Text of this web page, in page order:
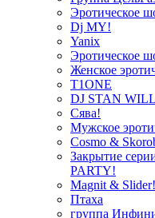
Эротическое
Dj MY!
Yanix
Эротическое
Женское
T1ONE
DJ STAN
Сява!
Мужское
Cosmo &
Закрытие
PARTY!
Magnit & Slider!
Птаха
группа